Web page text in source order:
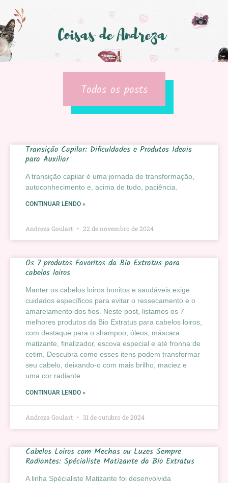
Todos os posts
Transição Capilar: Dificuldades e Produtos Ideais
para Auxiliar
A transição capilar é uma jornada de transformação,
autoconhecimento e, acima de tudo, paciência.
CONTINUAR LENDO »
Andreza Goulart 22 de novembro de 2024
Os 7 produtos Favoritos da Bio Extratus para
cabelos loiros
Manter os cabelos loiros bonitos e saudáveis exige
cuidados específicos para evitar o ressecamento e o
amarelamento dos fios. Neste post, listamos os 7
melhores produtos da Bio Extratus para cabelos loiros,
com destaque para o shampoo, óleos, máscara
matizante, finalizador, escova especial e até fronha de
cetim. Descubra como esses itens podem transformar
seu cabelo, deixando-o com mais brilho, maciez e
uma cor radiante.
CONTINUAR LENDO »
Andreza Goulart 31 de outubro de 2024
Cabelos Loiros com Mechas ou Luzes Sempre
Radiantes: Spécialiste Matizante da Bio Extratus
A linha Spécialiste Matizante foi desenvolvida